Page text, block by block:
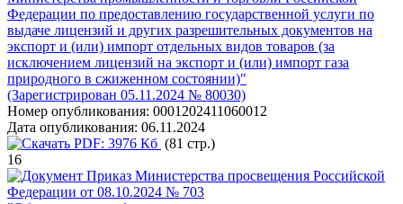
Федерации по предоставлению государственной услуги по
выдаче лицензий и других разрешительных документов на
экспорт и (или) импорт отдельных видов товаров (за
исключением лицензий на экспорт и (или) импорт газа
природного в сжиженном состоянии)"
(Зарегистрирован 05.11.2024 № 80030)
Номер опубликования: 0001202411060012
Дата опубликования: 06.11.2024
PDF: 3976 Кб (81 стр.)
16
Приказ Министерства просвещения Российской
Федерации от 08.10.2024 № 703